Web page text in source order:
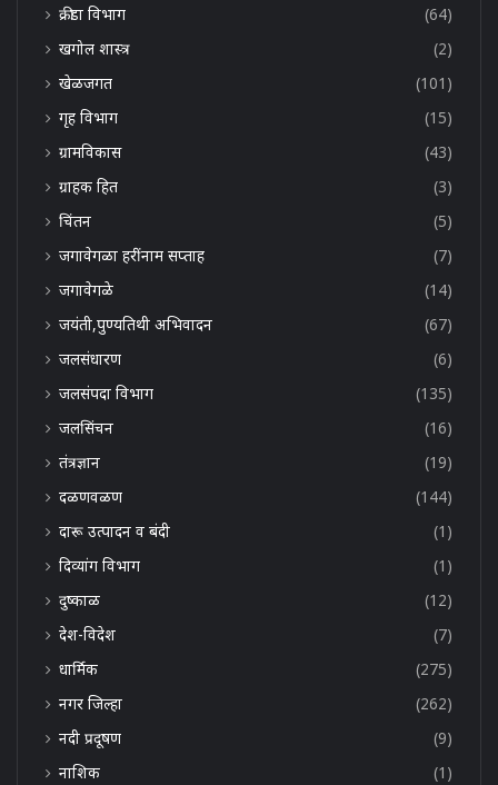
क्रीडा विभाग
(64)
खगोल शास्त्र
(2)
खेळजगत
(101)
गृह विभाग
(15)
ग्रामविकास
(43)
ग्राहक हित
(3)
चिंतन
(5)
जगावेगळा हरींनाम सप्ताह
(7)
जगावेगळे
(14)
जयंती,पुण्यतिथी अभिवादन
(67)
जलसंधारण
(6)
जलसंपदा विभाग
(135)
जलसिंचन
(16)
तंत्रज्ञान
(19)
दळणवळण
(144)
दारू उत्पादन व बंदी
(1)
दिव्यांग विभाग
(1)
दुष्काळ
(12)
देश-विदेश
(7)
धार्मिक
(275)
नगर जिल्हा
(262)
नदी प्रदूषण
(9)
नाशिक
(1)